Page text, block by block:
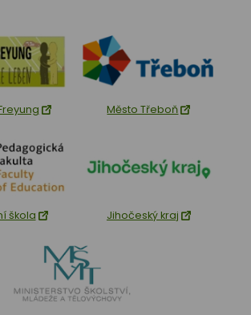
Město Třeboň
škola Jihočeský kraj